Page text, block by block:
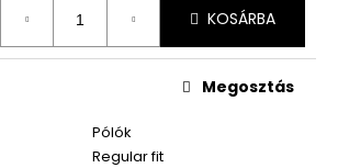
KOSÁRBA
Pólók
Regular fit
Megosztás